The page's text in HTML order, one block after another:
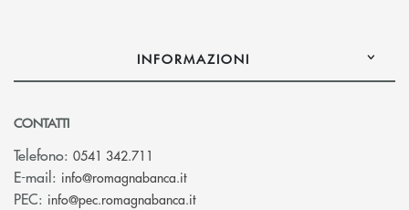
INFORMAZIONI
CONTATTI
Telefono: 0541 342.711
E-mail: info@romagnabanca.it(si apre l’app di posta elettronica)
PEC: info@pec.romagnabanca.it(si apre l’app di posta elettronica)